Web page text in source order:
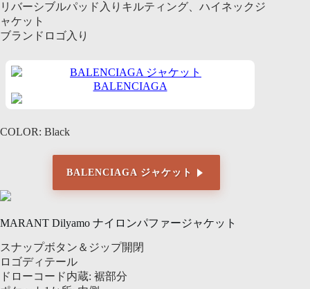
リバーシブルパッド入りキルティング、ハイネックジ
ャケット
ブランドロゴ入り
BALENCIAGA
COLOR: Black
BALENCIAGA ジャケット
MARANT Dilyamo ナイロンパファージャケット
スナップボタン＆ジップ開閉
ロゴディテール
ドローコード内蔵: 裾部分